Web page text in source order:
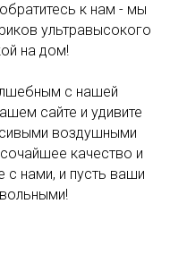
к нам - мы
ультравысокого
на дом!
с нашей
сайте и удивите
воздушными
качество и
с нами, и пусть ваши